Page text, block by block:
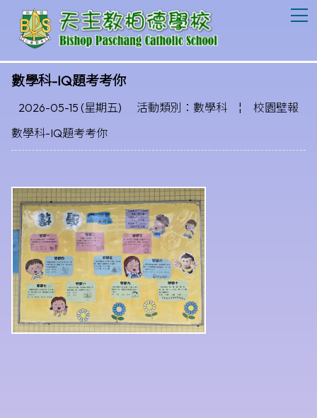
數學科-IQ題考考你
2026-05-15 (星期五) 活動類別：數學科 ¦
校園壁報
數學科-IQ題考考你